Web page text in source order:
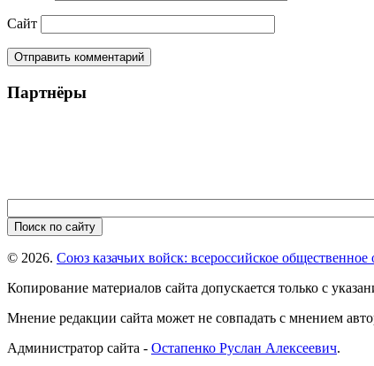
Сайт
Партнёры
© 2026. Союз казачьих войск: всероссийское общественное
Копирование материалов сайта допускается только с
Мнение редакции сайта может не совпадать с мнением
Администратор сайта - Остапенко Руслан Алексеевич.